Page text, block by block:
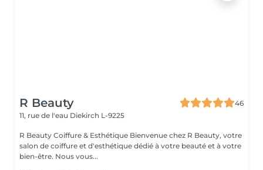
R Beauty
46
11, rue de l'eau Diekirch L-9225
R Beauty Coiffure & Esthétique Bienvenue chez R Beauty, votre
salon de coiffure et d'esthétique dédié à votre beauté et à votre
bien-être. Nous vous...